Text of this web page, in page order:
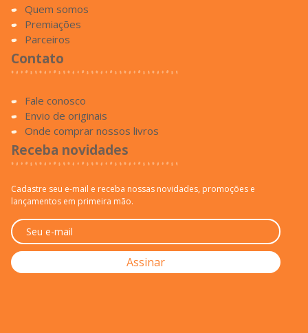
Quem somos
Premiações
Parceiros
Contato
Fale conosco
Envio de originais
Onde comprar nossos livros
Receba novidades
Cadastre seu e-mail e receba nossas novidades, promoções e
lançamentos em primeira mão.